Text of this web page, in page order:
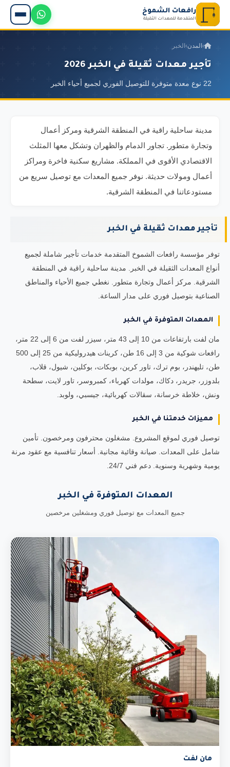
رافعات الشموخ
المتقدمة للمعدات الثقيلة
› المدن› الخبر
تأجير معدات ثقيلة في الخبر 2026
22 نوع معدة متوفرة للتوصيل الفوري لجميع أحياء الخبر
مدينة ساحلية راقية في المنطقة الشرقية ومركز أعمال
وتجارة متطور. تجاور الدمام والظهران وتشكل معها المثلث
الاقتصادي الأقوى في المملكة. مشاريع سكنية فاخرة ومراكز
أعمال ومولات حديثة. نوفر جميع المعدات مع توصيل سريع من
مستودعاتنا في المنطقة الشرقية.
تأجير معدات ثقيلة في الخبر
توفر مؤسسة رافعات الشموخ المتقدمة خدمات تأجير شاملة لجميع
أنواع المعدات الثقيلة في الخبر. مدينة ساحلية راقية في المنطقة
الشرقية. مركز أعمال وتجارة متطور. نغطي جميع الأحياء والمناطق
الصناعية بتوصيل فوري على مدار الساعة.
المعدات المتوفرة في الخبر
مان لفت بارتفاعات من 10 إلى 43 متر، سيزر لفت من 6 إلى 22 متر،
رافعات شوكية من 3 إلى 16 طن، كرينات هيدروليكية من 25 إلى 500
طن، تليهندر، بوم ترك، تاور كرين، بوبكات، بوكلين، شيول، قلاب،
بلدوزر، جريدر، دكاك، مولدات كهرباء، كمبروسر، تاور لايت، سطحة
ونش، خلاطة خرسانة، سقالات كهربائية، جيسبي، ولوبد.
مميزات خدمتنا في الخبر
توصيل فوري لموقع المشروع. مشغلون محترفون ومرخصون. تأمين
شامل على المعدات. صيانة وقائية مجانية. أسعار تنافسية مع عقود مرنة
يومية وشهرية وسنوية. دعم فني 24/7.
المعدات المتوفرة في الخبر
جميع المعدات مع توصيل فوري ومشغلين مرخصين
مان لفت